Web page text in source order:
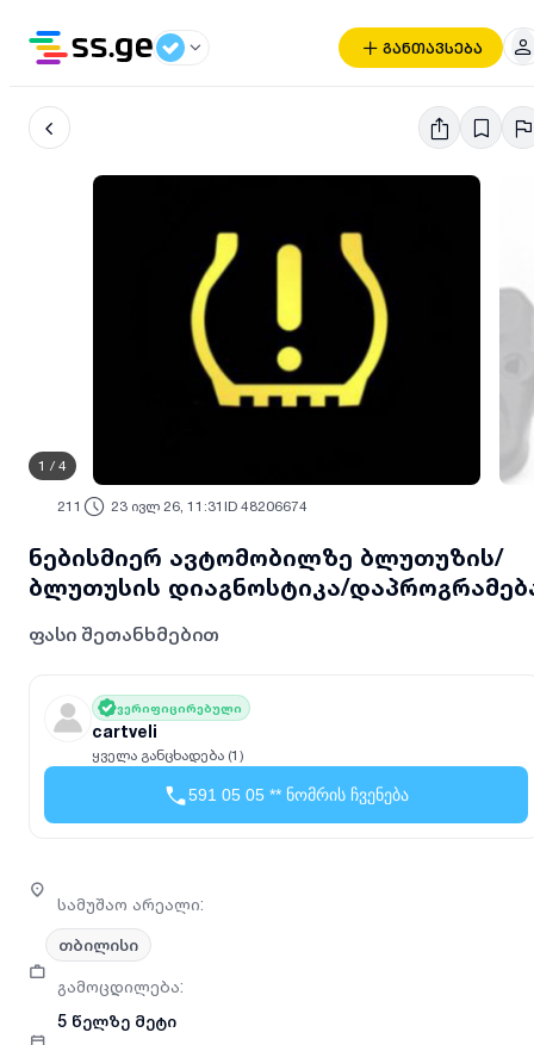
განთავსება
1 / 4
211 23 ივლ 26, 11:31 ID 48206674
ნებისმიერ ავტომობილზე ბლუთუზის/
ბლუთუსის დიაგნოსტიკა/
ფასი შეთანხმებით
ვერიფიცირებული
cartveli
ყველა განცხადება (1)
591 05 05 ** ნომრის ჩვენება
სამუშაო არეალი:
თბილისი
გამოცდილება:
5 წელზე მეტი